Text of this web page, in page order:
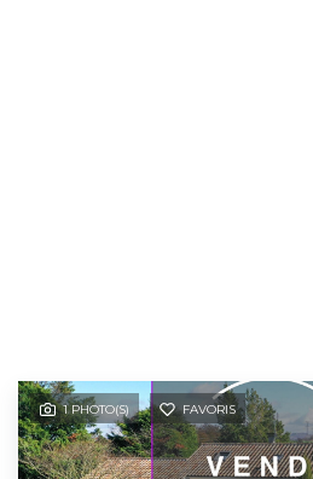
1 PHOTO(S) FAVORIS